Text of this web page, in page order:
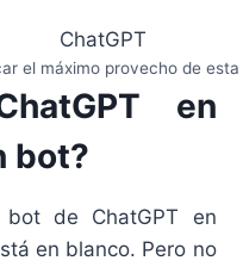
el máximo provecho de
en
bot?
de ChatGPT en
en blanco. Pero no